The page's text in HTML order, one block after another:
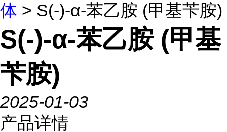
体 > S(-)-α-苯乙胺 (甲基苄胺)
S(-)-α-苯乙胺 (甲基
苄胺)
2025-01-03
产品详情